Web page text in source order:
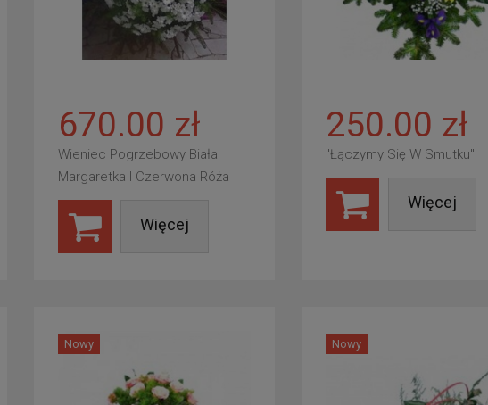
670.00 zł
Wieniec Pogrzebowy Biała
Margaretka I Czerwona Róża
Więcej
250.00 zł
"Łączymy Się W Smutku"
Więcej
Nowy Nowy